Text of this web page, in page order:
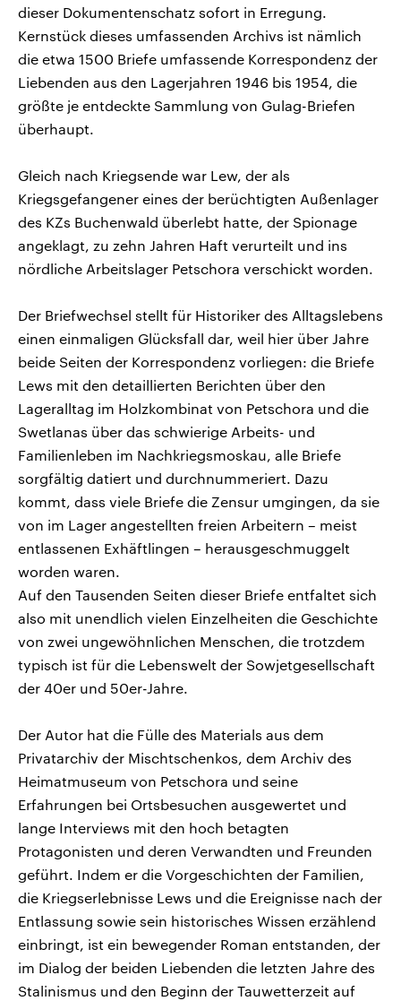
dieser Dokumentenschatz sofort in Erregung.
Kernstück dieses umfassenden Archivs ist nämlich
die etwa 1500 Briefe umfassende Korrespondenz der
Liebenden aus den Lagerjahren 1946 bis 1954, die
größte je entdeckte Sammlung von Gulag-Briefen
überhaupt.
Gleich nach Kriegsende war Lew, der als
Kriegsgefangener eines der berüchtigten Außenlager
des KZs Buchenwald überlebt hatte, der Spionage
angeklagt, zu zehn Jahren Haft verurteilt und ins
nördliche Arbeitslager Petschora verschickt worden.
Der Briefwechsel stellt für Historiker des Alltagslebens
einen einmaligen Glücksfall dar, weil hier über Jahre
beide Seiten der Korrespondenz vorliegen: die Briefe
Lews mit den detaillierten Berichten über den
Lageralltag im Holzkombinat von Petschora und die
Swetlanas über das schwierige Arbeits- und
Familienleben im Nachkriegsmoskau, alle Briefe
sorgfältig datiert und durchnummeriert. Dazu
kommt, dass viele Briefe die Zensur umgingen, da sie
von im Lager angestellten freien Arbeitern – meist
entlassenen Exhäftlingen – herausgeschmuggelt
worden waren.
Auf den Tausenden Seiten dieser Briefe entfaltet sich
also mit unendlich vielen Einzelheiten die Geschichte
von zwei ungewöhnlichen Menschen, die trotzdem
typisch ist für die Lebenswelt der Sowjetgesellschaft
der 40er und 50er-Jahre.
Der Autor hat die Fülle des Materials aus dem
Privatarchiv der Mischtschenkos, dem Archiv des
Heimatmuseum von Petschora und seine
Erfahrungen bei Ortsbesuchen ausgewertet und
lange Interviews mit den hoch betagten
Protagonisten und deren Verwandten und Freunden
geführt. Indem er die Vorgeschichten der Familien,
die Kriegserlebnisse Lews und die Ereignisse nach der
Entlassung sowie sein historisches Wissen erzählend
einbringt, ist ein bewegender Roman entstanden, der
im Dialog der beiden Liebenden die letzten Jahre des
Stalinismus und den Beginn der Tauwetterzeit auf